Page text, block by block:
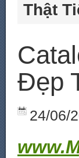
Thật
Đẹp
24/06/